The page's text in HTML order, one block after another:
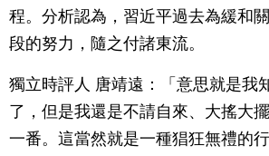
程。分析認為，習近平過去為緩和
段的努力，隨之付諸東流。
獨立時評人 唐靖遠：「意思就是我
了，但是我還是不請自來、大搖大
一番。這當然就是一種猖狂無禮的